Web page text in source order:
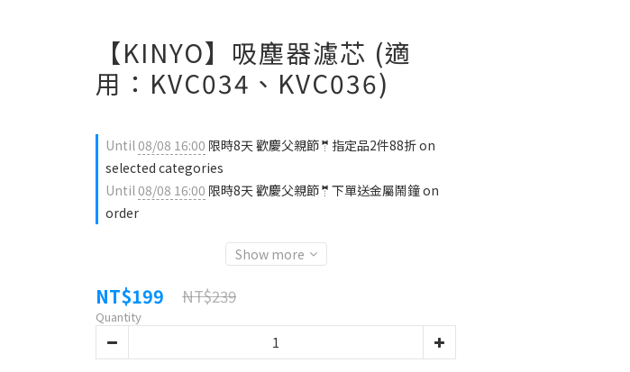
【KINYO】吸塵器濾芯 (適
用：KVC034、KVC036)
Until08/08 16:00 限時8天 歡慶父親節🤵指定品2件88折 on
selected categories
Until08/08 16:00 限時8天 歡慶父親節🤵下單送金屬鬧鐘 on
order
Show more
NT$199 NT$239
Quantity